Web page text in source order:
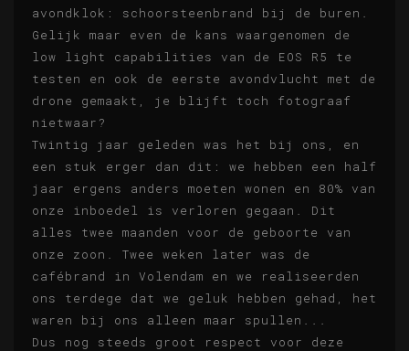
avondklok: schoorsteenbrand bij de buren.
Gelijk maar even de kans waargenomen de
low light capabilities van de EOS R5 te
testen en ook de eerste avondvlucht met de
drone gemaakt, je blijft toch fotograaf
nietwaar?
Twintig jaar geleden was het bij ons, en
een stuk erger dan dit: we hebben een half
jaar ergens anders moeten wonen en 80% van
onze inboedel is verloren gegaan. Dit
alles twee maanden voor de geboorte van
onze zoon. Twee weken later was de
cafébrand in Volendam en we realiseerden
ons terdege dat we geluk hebben gehad, het
waren bij ons alleen maar spullen...
Dus nog steeds groot respect voor deze